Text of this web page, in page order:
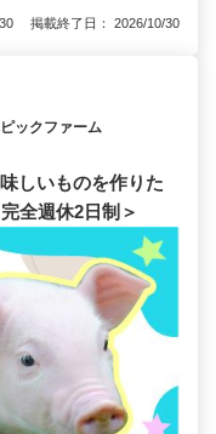
掲載終了日： 2026/10/30
ックファーム
しいものを作りた
全週休2日制＞